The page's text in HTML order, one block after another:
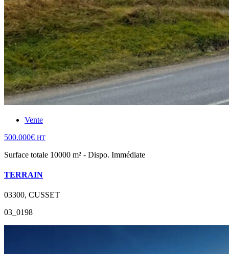
Vente
500.000€ HT
Surface totale 10000 m² - Dispo. Immédiate
TERRAIN
03300, CUSSET
03_0198